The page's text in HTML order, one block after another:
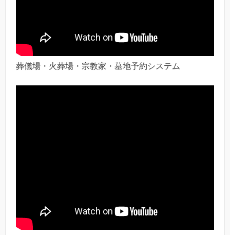
葬儀場・火葬場・宗教家・墓地予約システム